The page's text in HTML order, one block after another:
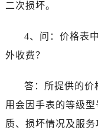
节假日正
二次损坏。
4、问：价格表
外收费？
答：所提供的价
用会因手表的等级
质、损坏情况及服